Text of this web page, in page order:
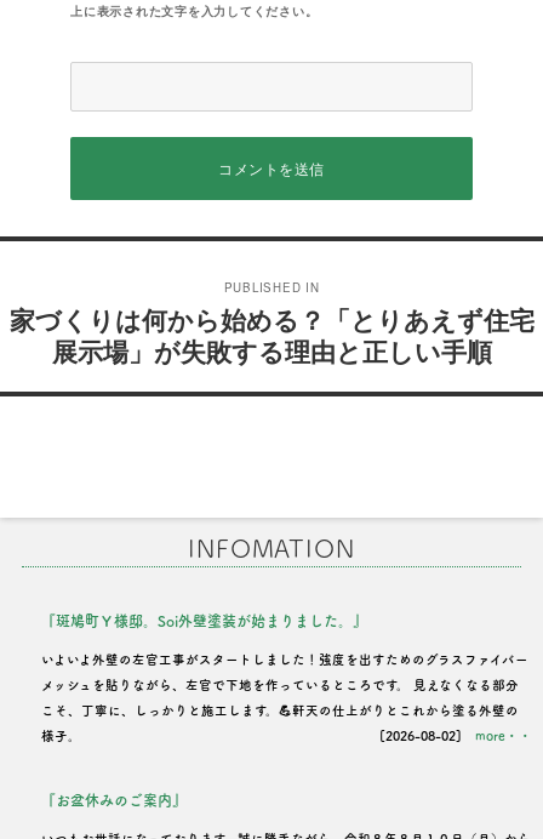
上に表示された文字を入力してください。
稿
ビ
シ
PUBLISHED IN
家づくりは何から始める？「とりあえず住宅
展示場」が失敗する理由と正しい手順
INFOMATION
『斑鳩町Ｙ様邸。Soi外壁塗装が始まりました。』
いよいよ外壁の左官工事がスタートしました！強度を出すためのグラスファイバー
メッシュを貼りながら、左官で下地を作っているところです。 見えなくなる部分
こそ、丁寧に、しっかりと施工します。💪軒天の仕上がりとこれから塗る外壁の
様子。 [2026-08-02] more・・
『お盆休みのご案内』